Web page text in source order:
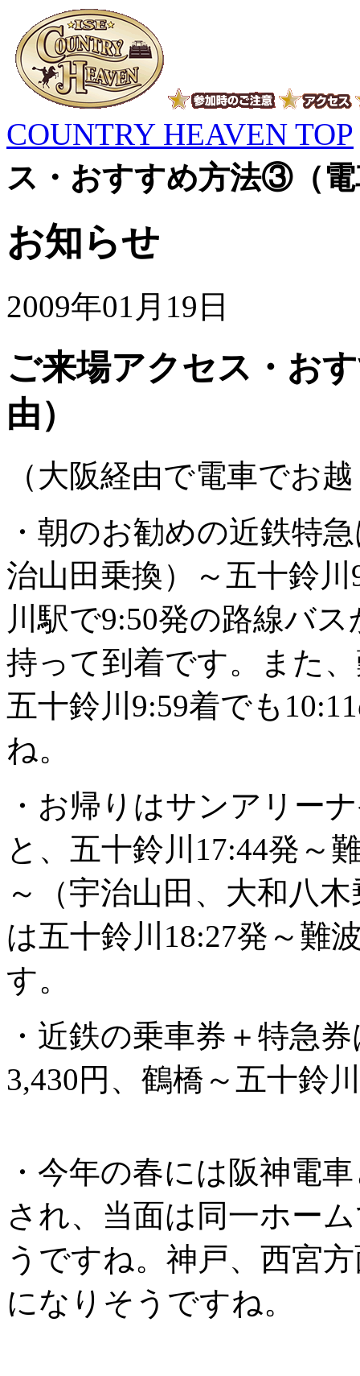
COUNTRY HEAVEN TOP
ス・おすすめ方法③（
お知らせ
2009年01月19日
ご来場アクセス・お
由）
（大阪経由で電車でお
・朝のお勧めの近鉄特
治山田乗換）～五十鈴
川駅で9:50発の路線バ
持って到着です。また
五十鈴川9:59着でも
ね。
・お帰りはサンアリー
と、五十鈴川17:44発～
～（宇治山田、大和八
は五十鈴川18:27発～難
す。
・近鉄の乗車券＋特急
3,430円、鶴橋～五十鈴
・今年の春には阪神電
され、当面は同一ホー
うですね。神戸、西宮
になりそうですね。